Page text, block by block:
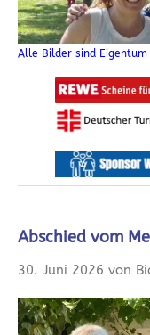
Alle Bilder sind
Abschied vom
30. Juni 2026 von